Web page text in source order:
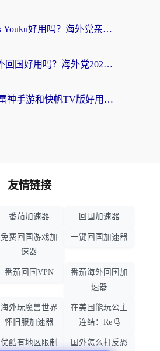
云极和Unblock Youku好用吗？海外党亲测+2026回国加速器避坑指南
ChickCN和海外回国好用吗？海外党2026亲测：从手游到影音，选对加速器的3个关键
海外党必看：雷神手游和快帆TV版好用吗？3步选对回国加速器不踩坑
友情链接
番茄加速器 回国加速器
免费回国游戏加
速器
一键回国加速器
番茄回国VPN
番茄海外回国加
速器
海外玩魔兽世界
怀旧服加速器
在美国能玩公主
连结：Re吗
优酷有地区限制 国外怎么打反恐